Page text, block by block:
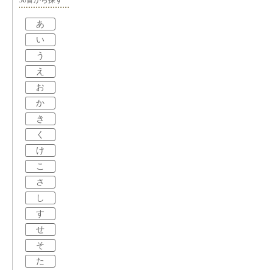
あ
い
う
え
お
か
き
く
け
こ
さ
し
す
せ
そ
た